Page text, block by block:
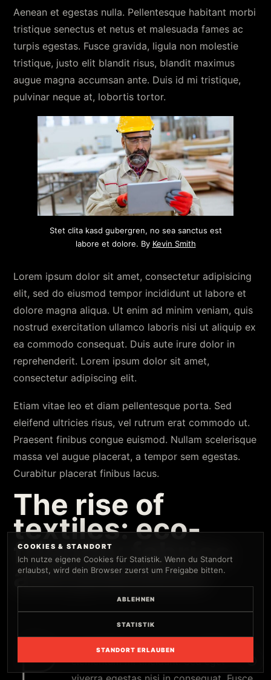
Aenean et egestas nulla. Pellentesque habitant morbi
tristique senectus et netus et malesuada fames ac
turpis egestas. Fusce gravida, ligula non molestie
tristique, justo elit blandit risus, blandit maximus
augue magna accumsan ante. Duis id mi tristique,
pulvinar neque at, lobortis tortor.
Stet clita kasd gubergren, no sea sanctus est
labore et dolore. By Kevin Smith
Lorem ipsum dolor sit amet, consectetur adipisicing
elit, sed do eiusmod tempor incididunt ut labore et
dolore magna aliqua. Ut enim ad minim veniam, quis
nostrud exercitation ullamco laboris nisi ut aliquip ex
ea commodo consequat. Duis aute irure dolor in
reprehenderit. Lorem ipsum dolor sit amet,
consectetur adipiscing elit.
Etiam vitae leo et diam pellentesque porta. Sed
eleifend ultricies risus, vel rutrum erat commodo ut.
Praesent finibus congue euismod. Nullam scelerisque
massa vel augue placerat, a tempor sem egestas.
Curabitur placerat finibus lacus.
The rise of
textiles: eco-
friendly fabrics
and practices
elementum mi tincidunt. Sed eget
COOKIES & STANDORT
Ich nutze eigene Cookies für Statistik. Wenn du Standort
erlaubst, wird dein Browser zuerst um Freigabe bitten.
ABLEHNEN
STATISTIK
STANDORT ERLAUBEN